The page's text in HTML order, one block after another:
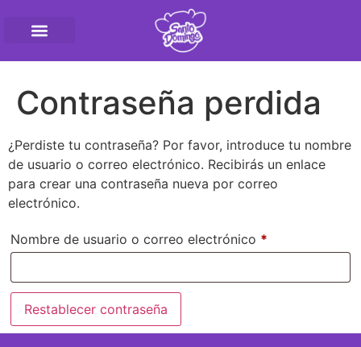
Pasteurizadora
Contraseña perdida
¿Perdiste tu contraseña? Por favor, introduce tu nombre
de usuario o correo electrónico. Recibirás un enlace
para crear una contraseña nueva por correo
electrónico.
Nombre de usuario o correo electrónico *
Restablecer contraseña